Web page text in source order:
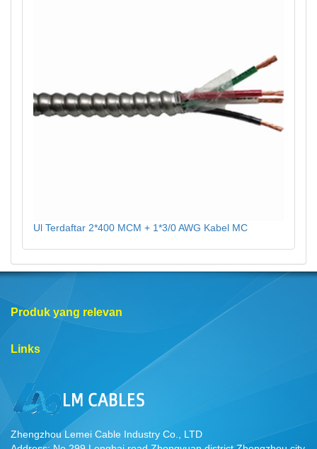
Ul Terdaftar 2*400 MCM + 1*3/0 AWG Kabel MC
Produk yang relevan
Links
Zhengzhou Lemei Cable Industry Co., LTD